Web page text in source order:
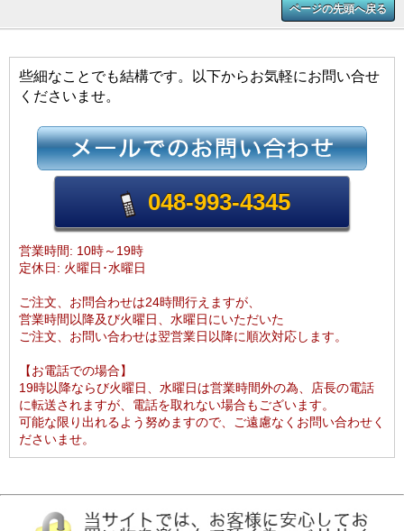
ページの先頭へ戻る
些細なことでも結構です。以下からお気軽にお問い合せ
くださいませ。
048-993-4345
営業時間: 10時～19時
定休日: 火曜日･水曜日
ご注文、お問合わせは24時間行えますが、
営業時間以降及び火曜日、水曜日にいただいた
ご注文、お問い合わせは翌営業日以降に順次対応します。
【お電話での場合】
19時以降ならび火曜日、水曜日は営業時間外の為、店長の電話
に転送されますが、電話を取れない場合もございます。
可能な限り出れるよう努めますので、ご遠慮なくお問い合わせく
ださいませ。